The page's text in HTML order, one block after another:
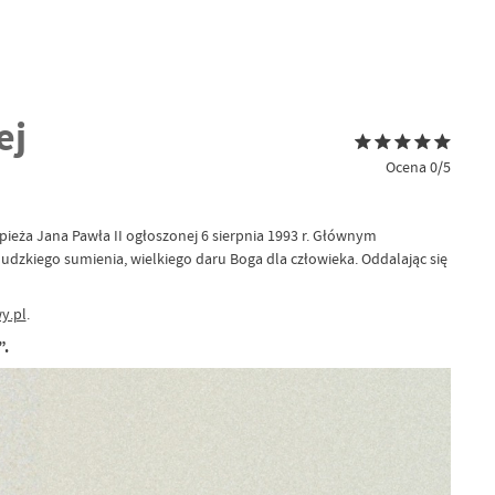
Ocena 0/5
Jana Pawła II ogłoszonej 6 sierpnia 1993 r. Głównym
sumienia, wielkiego daru Boga dla człowieka. Oddalając się
.